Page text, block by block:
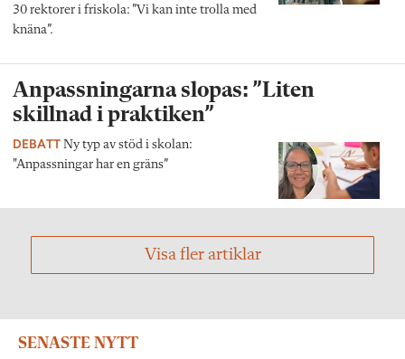
30 rektorer i friskola: ”Vi kan inte trolla med
knäna”.
Anpassningarna slopas: ”Liten
skillnad i praktiken”
DEBATT Ny typ av stöd i skolan:
"Anpassningar har en gräns”
Visa fler artiklar
SENASTE NYTT